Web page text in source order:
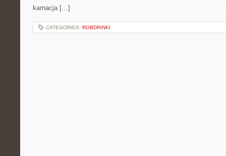
karnacja […]
CATEGORIES: ROBDRINKI